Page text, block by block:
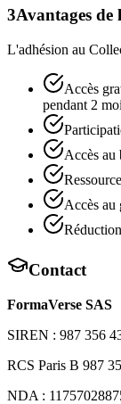
3Avantages de
L'adhésion au
Accès
pendant 2
Accès au
Accès
Contact
FormaVerse SAS
SIREN : 987 356
RCS Paris B 987
NDA :